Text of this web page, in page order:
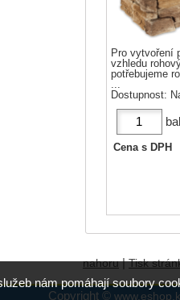
Pro vytvoření
vzhledu
potřebujeme
...
Dostupnost:
Cena s DPH
nahoru|Tisk
Copyright ©
nám pomáhají soubory